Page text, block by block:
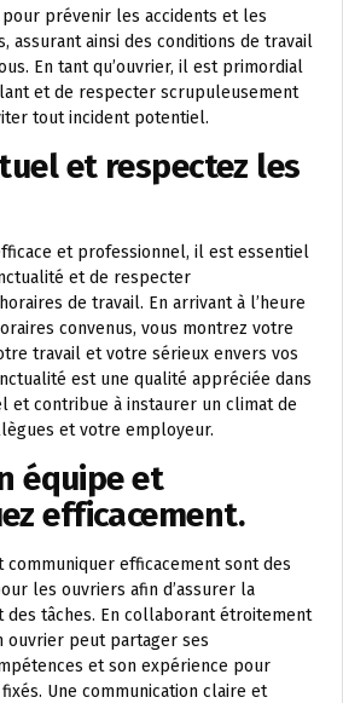
prévenir les accidents et les
assurant ainsi des conditions de travail
En tant qu’ouvrier, il est primordial
et de respecter scrupuleusement
tout incident potentiel.
et respectez les
et professionnel, il est essentiel
et de respecter
de travail. En arrivant à l’heure
convenus, vous montrez votre
travail et votre sérieux envers vos
est une qualité appréciée dans
et contribue à instaurer un climat de
et votre employeur.
équipe et
efficacement.
efficacement sont des
les ouvriers afin d’assurer la
des tâches. En collaborant étroitement
ouvrier peut partager ses
et son expérience pour
Une communication claire et